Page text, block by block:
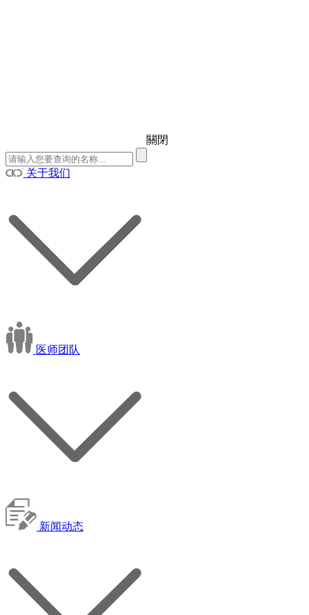
關閉
关于我们
医师团队
新闻动态